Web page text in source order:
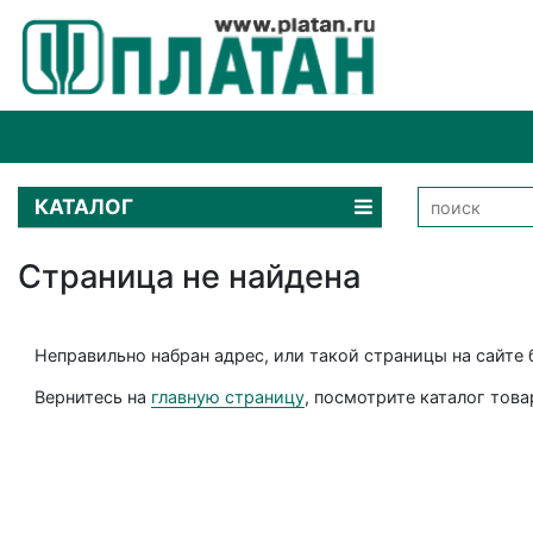
КАТАЛОГ
Страница не найдена
Неправильно набран адрес, или такой страницы на сайте
Вернитесь на главную страницу, посмотрите каталог